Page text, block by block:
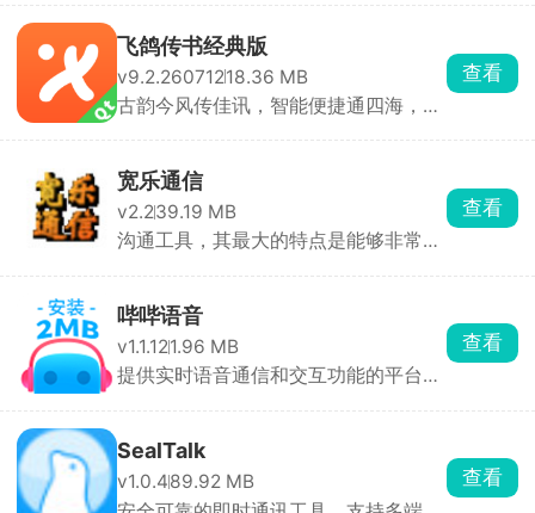
飞鸽传书经典版
v9.2.26071218.36 MB
古韵今风传佳讯，智能便捷通四海，书
查看
宽乐通信
v2.239.19 MB
沟通工具，其最大的特点是能够非常方
查看
哔哔语音
v1.1.121.96 MB
提供实时语音通信和交互功能的平台，
查看
SealTalk
v1.0.489.92 MB
查看